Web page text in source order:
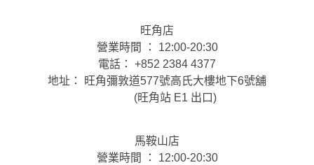
旺角店
營業時間 ： 12:00-20:30
電話： +852 2384 4377
地址： 旺角彌敦道577號高氏大樓地下6號舖
(旺角站 E1 出口)
馬鞍山店
營業時間 ： 12:00-20:30